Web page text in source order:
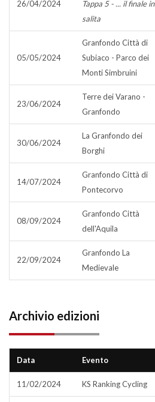
26/04/2024
Tappa 5 - ... il finale in
salita
05/05/2024
Granfondo Città di
Subiaco - Parco dei
Monti Simbruini
23/06/2024
Terre dei Varano -
Granfondo
30/06/2024
La Granfondo dei
Borghi
14/07/2024
Granfondo Città di
Pontecorvo
08/09/2024
Granfondo Città
dell'Aquila
22/09/2024
Granfondo La
Medievale
Archivio edizioni
Data Evento
11/02/2024 KS Ranking Cycling